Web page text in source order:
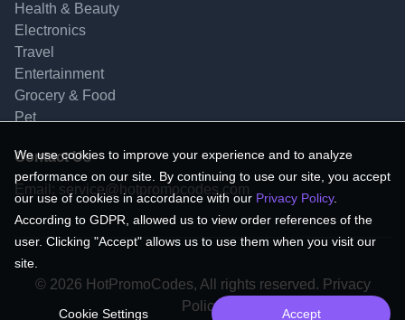
Health & Beauty
Electronics
Travel
Entertainment
Grocery & Food
Pet
Contact Us
Email: service@hotpromocodes.com
© 2026 HotPromoCodes, All rights reserved. Privacy
Policy.
We use cookies to improve your experience and to analyze
performance on our site. By continuing to use our site, you accept
our use of cookies in accordance with our Privacy Policy.
According to GDPR, allowed us to view order references of the
user. Clicking "Accept" allows us to use them when you visit our
site.
Cookie Settings Accept